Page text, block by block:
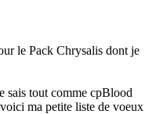
le Pack Chrysalis dont je
sais tout comme cpBlood
ma petite liste de voeux